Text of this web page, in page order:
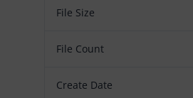
File Size
File Count
Create Date